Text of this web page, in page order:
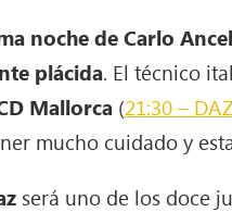
noche de Carlo
plácida. El técnico
Mallorca (21:30 –
mucho cuidado y
será uno de los doce